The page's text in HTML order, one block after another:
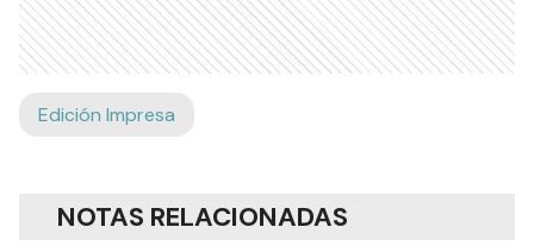
Edición Impresa
NOTAS RELACIONADAS